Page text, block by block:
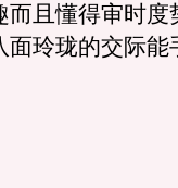
而且懂得审时度
玲珑的交际能